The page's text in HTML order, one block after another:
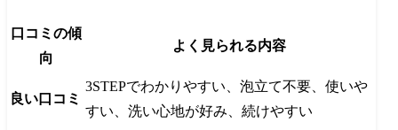
口コミの傾
向
よく見られる内容
良い口コミ
3STEPでわかりやすい、泡立て不要、使いや
すい、洗い心地が好み、続けやすい